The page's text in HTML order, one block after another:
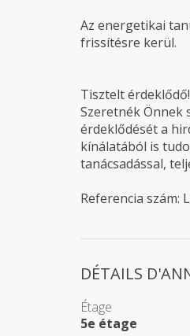
Az energetikai
frissítésre kerül.
Tisztelt érdeklődő!
Szeretnék Önnek
érdeklődését a
kínálatából is
tanácsadással,
Referencia szám:
DÉTAILS
Étage
5e étage